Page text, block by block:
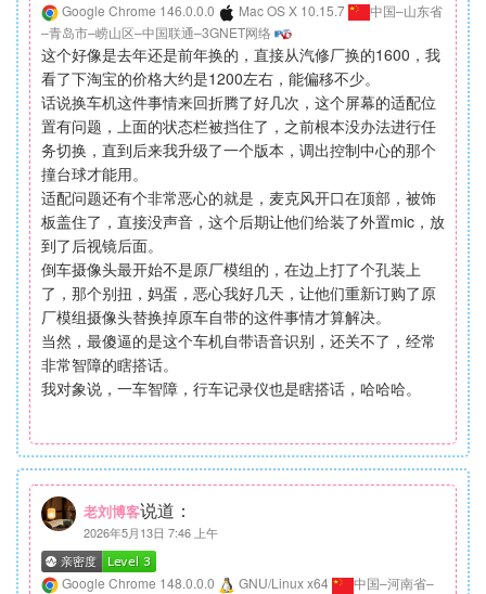
Google Chrome 146.0.0.0 Mac OS X 10.15.7
中国–山东省
–青岛市–崂山区–中国联通–3GNET网络
这个好像是去年还是前年换的，直接从汽修厂换的1600，我
看了下淘宝的价格大约是1200左右，能偏移不少。
话说换车机这件事情来回折腾了好几次，这个屏幕的适配位
置有问题，上面的状态栏被挡住了，之前根本没办法进行任
务切换，直到后来我升级了一个版本，调出控制中心的那个
撞台球才能用。
适配问题还有个非常恶心的就是，麦克风开口在顶部，被饰
板盖住了，直接没声音，这个后期让他们给装了外置mic，放
到了后视镜后面。
倒车摄像头最开始不是原厂模组的，在边上打了个孔装上
了，那个别扭，妈蛋，恶心我好几天，让他们重新订购了原
厂模组摄像头替换掉原车自带的这件事情才算解决。
当然，最傻逼的是这个车机自带语音识别，还关不了，经常
非常智障的瞎搭话。
我对象说，一车智障，行车记录仪也是瞎搭话，哈哈哈。
老刘博客说道：
2026年5月13日 7:46 上午
Google Chrome 148.0.0.0 GNU/Linux x64
中国–河南省–